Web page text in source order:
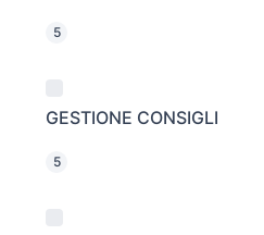
5
GESTIONE CONSIGLI
5